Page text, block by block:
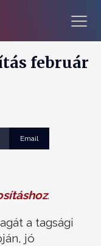
február
Email
.
a tagsági
jó